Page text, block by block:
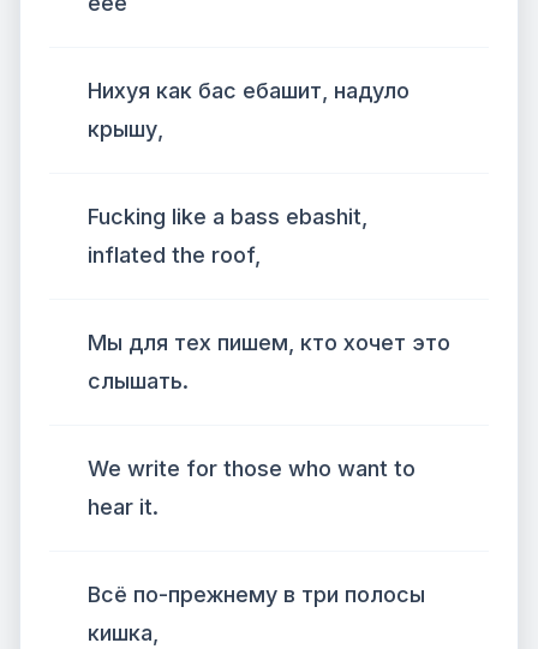
Нихуя как бас ебашит, надуло
крышу,
Fucking like a bass ebashit,
inflated the roof,
Мы для тех пишем, кто хочет это
слышать.
We write for those who want to
hear it.
Всё по-прежнему в три полосы
кишка,